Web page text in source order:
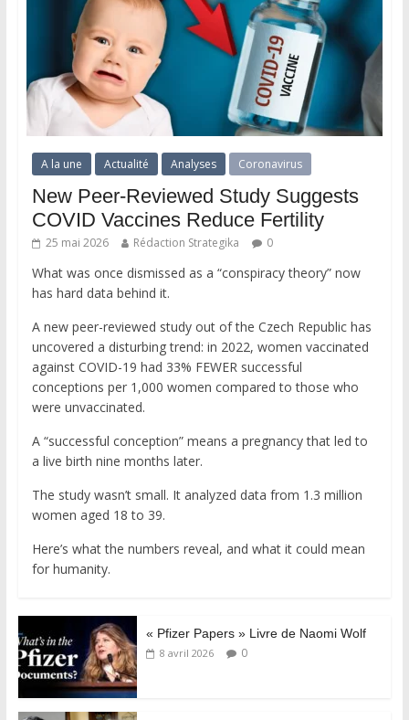
A la une Actualité Analyses Coronavirus
New Peer-Reviewed Study Suggests
COVID Vaccines Reduce Fertility
25 mai 2026 Rédaction Strategika 0
What was once dismissed as a “conspiracy theory” now
has hard data behind it.
A new peer-reviewed study out of the Czech Republic has
uncovered a disturbing trend: in 2022, women vaccinated
against COVID-19 had 33% FEWER successful
conceptions per 1,000 women compared to those who
were unvaccinated.
A “successful conception” means a pregnancy that led to
a live birth nine months later.
The study wasn’t small. It analyzed data from 1.3 million
women aged 18 to 39.
Here’s what the numbers reveal, and what it could mean
for humanity.
« Pfizer Papers » Livre de Naomi Wolf
8 avril 2026 0